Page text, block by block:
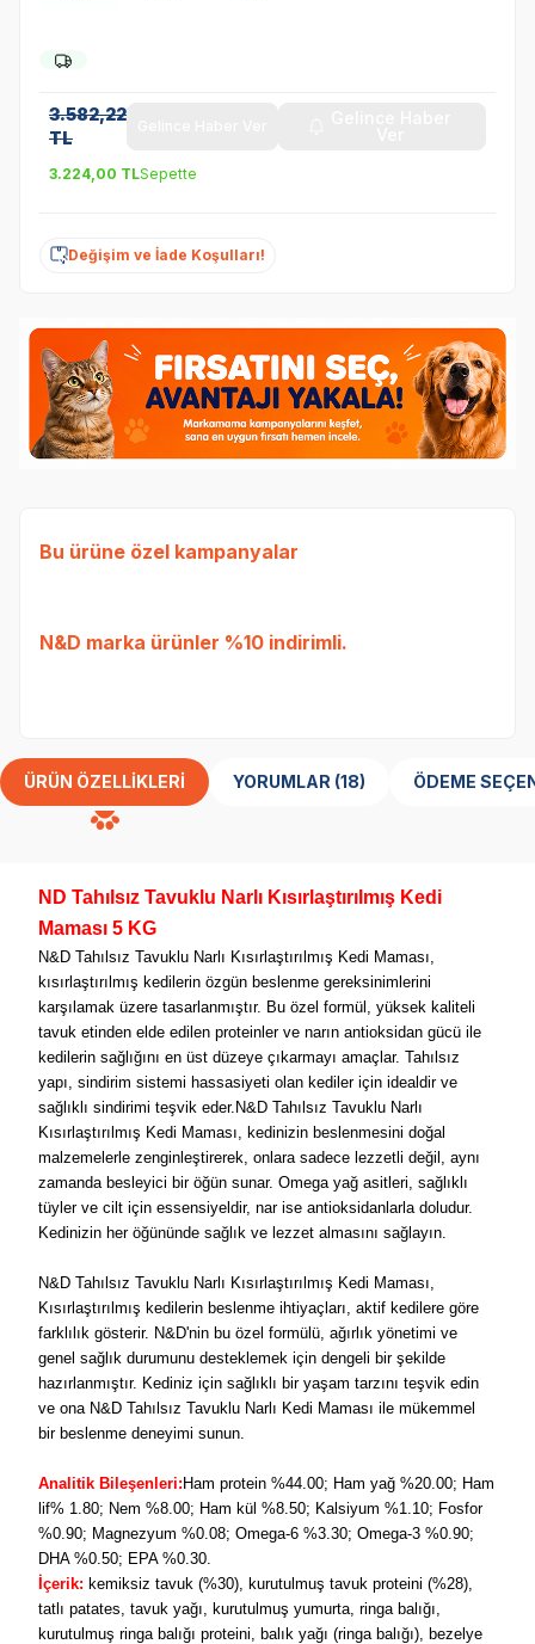
3.582,22
TL
3.224,00 TLSepette
Değişim ve İade Koşulları!
Bu ürüne özel kampanyalar
N&D marka ürünler %10 indirimli.
ÜRÜN ÖZELLIKLERI YORUMLAR (18) ÖDEME
ND Tahılsız Tavuklu Narlı Kısırlaştırılmış Kedi
Maması 5 KG
N&D Tahılsız Tavuklu Narlı Kısırlaştırılmış Kedi Maması,
kısırlaştırılmış kedilerin özgün beslenme gereksinimlerini
karşılamak üzere tasarlanmıştır. Bu özel formül, yüksek kaliteli
tavuk etinden elde edilen proteinler ve narın antioksidan gücü ile
kedilerin sağlığını en üst düzeye çıkarmayı amaçlar. Tahılsız
yapı, sindirim sistemi hassasiyeti olan kediler için idealdir ve
sağlıklı sindirimi teşvik eder.N&D Tahılsız Tavuklu Narlı
Kısırlaştırılmış Kedi Maması, kedinizin beslenmesini doğal
malzemelerle zenginleştirerek, onlara sadece lezzetli değil, aynı
zamanda besleyici bir öğün sunar. Omega yağ asitleri, sağlıklı
tüyler ve cilt için essensiyeldir, nar ise antioksidanlarla doludur.
Kedinizin her öğününde sağlık ve lezzet almasını sağlayın.
N&D Tahılsız Tavuklu Narlı Kısırlaştırılmış Kedi Maması,
Kısırlaştırılmış kedilerin beslenme ihtiyaçları, aktif kedilere göre
farklılık gösterir. N&D'nin bu özel formülü, ağırlık yönetimi ve
genel sağlık durumunu desteklemek için dengeli bir şekilde
hazırlanmıştır. Kediniz için sağlıklı bir yaşam tarzını teşvik edin
ve ona N&D Tahılsız Tavuklu Narlı Kedi Maması ile mükemmel
bir beslenme deneyimi sunun.
Analitik Bileşenleri: Ham protein %44.00; Ham yağ %20.00; Ham
lif% 1.80; Nem %8.00; Ham kül %8.50; Kalsiyum %1.10; Fosfor
%0.90; Magnezyum %0.08; Omega‐6 %3.30; Omega‐3 %0.90;
DHA %0.50; EPA %0.30.
İçerik: kemiksiz tavuk (%30), kurutulmuş tavuk proteini (%28),
tatlı patates, tavuk yağı, kurutulmuş yumurta, ringa balığı,
kurutulmuş ringa balığı proteini, balık yağı (ringa balığı), bezelye